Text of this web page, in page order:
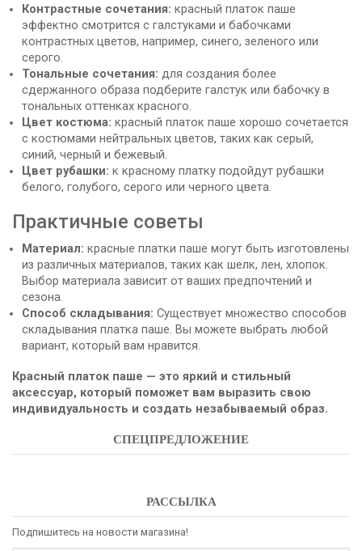
Контрастные сочетания: красный платок паше
эффектно смотрится с галстуками и бабочками
контрастных цветов, например, синего, зеленого или
серого.
Тональные сочетания: для создания более
сдержанного образа подберите галстук или бабочку в
тональных оттенках красного.
Цвет костюма: красный платок паше хорошо сочетается
с костюмами нейтральных цветов, таких как серый,
синий, черный и бежевый.
Цвет рубашки: к красному платку подойдут рубашки
белого, голубого, серого или черного цвета.
Практичные советы
Материал: красные платки паше могут быть изготовлены
из различных материалов, таких как шелк, лен, хлопок.
Выбор материала зависит от ваших предпочтений и
сезона.
Способ складывания: Существует множество способов
складывания платка паше. Вы можете выбрать любой
вариант, который вам нравится.
Красный платок паше — это яркий и стильный
аксессуар, который поможет вам выразить свою
индивидуальность и создать незабываемый образ.
СПЕЦПРЕДЛОЖЕНИЕ
РАССЫЛКА
Подпишитесь на новости магазина!